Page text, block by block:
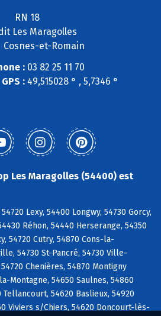
RN 18
Les Maragolles
Cosnes-et-Romain
: 03 82 25 11 70
: 49,515028 ° , 5,7346 °
Les Maragolles (54400) est
Lexy, 54400 Longwy, 54730 Gorcy,
Réhon, 54440 Herserange, 54350
54720 Cutry, 54870 Cons-la-
54730 St-Pancré, 54730 Ville-
Chenières, 54870 Montigny
Montagne, 54650 Saulnes, 54860
54620 Baslieux, 54920
Viviers s/Chiers, 54620 Doncourt-lès-